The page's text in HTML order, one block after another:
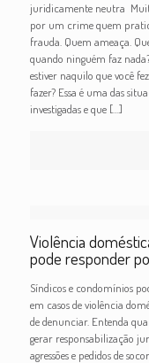
juridicamente neutra
por um crime quem
frauda. Quem ameaça.
quando ninguém faz
estiver naquilo que você
fazer? Essa é uma das
investigadas e que[…]
Violência
pode responder
Síndicos e condomínios
em casos de violência
de denunciar. Entenda
gerar responsabilização
agressões e pedidos de